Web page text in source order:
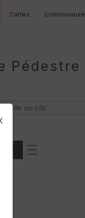
Cartes Communauté
Pédestre